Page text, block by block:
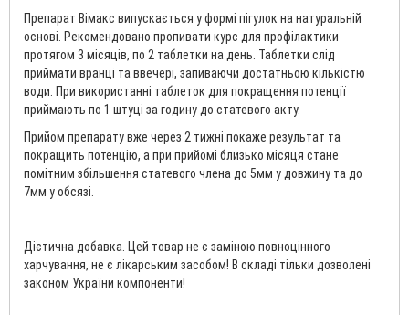
Препарат Вімакс випускається у формі пігулок на натуральній
основі. Рекомендовано пропивати курс для профілактики
протягом 3 місяців, по 2 таблетки на день. Таблетки слід
приймати вранці та ввечері, запиваючи достатньою кількістю
води. При використанні таблеток для покращення потенції
приймають по 1 штуці за годину до статевого акту.
Прийом препарату вже через 2 тижні покаже результат та
покращить потенцію, а при прийомі близько місяця стане
помітним збільшення статевого члена до 5мм у довжину та до
7мм у обсязі.
Дієтична добавка. Цей товар не є заміною повноцінного
харчування, не є лікарським засобом! В складі тільки дозволені
законом України компоненти!